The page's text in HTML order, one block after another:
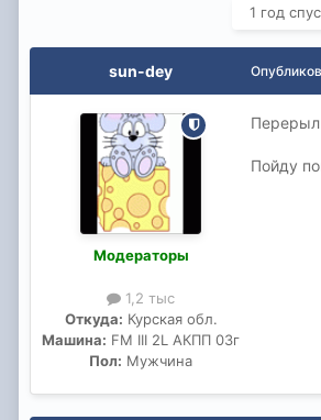
1 год
sun-dey
Модераторы
1,2 тыс
Откуда: Курская обл.
Машина: FM III 2L АКПП 03г
Пол: Мужчина
Перерыл
Пойду